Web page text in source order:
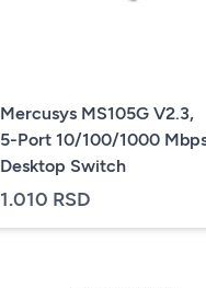
Mercusys MS105G V2.3,
5-Port 10/100/1000
Desktop Switch
1.010 RSD